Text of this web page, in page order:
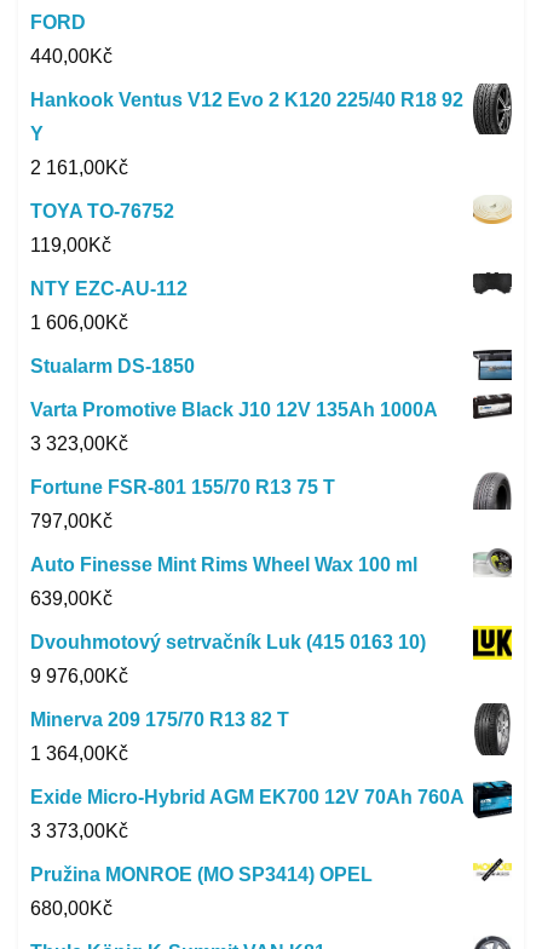
FORD
440,00Kč
Hankook Ventus V12 Evo 2 K120 225/40 R18 92
Y
2 161,00Kč
TOYA TO-76752
119,00Kč
NTY EZC-AU-112
1 606,00Kč
Stualarm DS-1850
Varta Promotive Black J10 12V 135Ah 1000A
3 323,00Kč
Fortune FSR-801 155/70 R13 75 T
797,00Kč
Auto Finesse Mint Rims Wheel Wax 100 ml
639,00Kč
Dvouhmotový setrvačník Luk (415 0163 10)
9 976,00Kč
Minerva 209 175/70 R13 82 T
1 364,00Kč
Exide Micro-Hybrid AGM EK700 12V 70Ah 760A
3 373,00Kč
Pružina MONROE (MO SP3414) OPEL
680,00Kč